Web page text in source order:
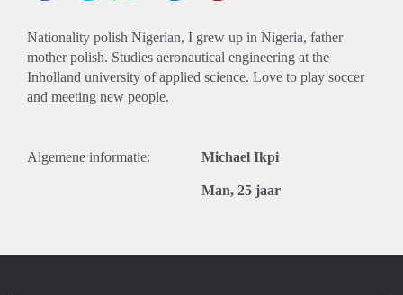
Nationality polish Nigerian, I grew up in Nigeria, father
mother polish. Studies aeronautical engineering at the
Inholland university of applied science. Love to play soccer
and meeting new people.
Algemene informatie: Michael Ikpi
Man, 25 jaar